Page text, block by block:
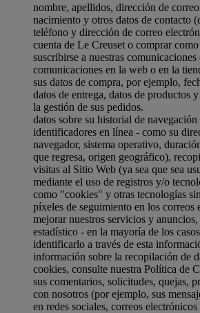
nombre, apellidos, dirección de
nacimiento y otros datos de contacto
teléfono y dirección de correo
cuenta de Le Creuset o comprar
suscribirse a nuestras
comunicaciones en la web o en la
sus datos de compra, por ejemplo,
datos de entrega, datos de productos
la gestión de sus pedidos.
datos sobre su historial de
identificadores en línea - como su
navegador, sistema operativo,
que regresa, origen geográfico),
visitas al Sitio Web (ya sea que sea
mediante el uso de registros y/o
como "cookies" y otras tecnologías
píxeles de seguimiento en los correos
mejorar nuestros servicios y
estadístico - en la mayoría de los
identificarlo a través de esta
información sobre la recopilación de
cookies, consulte nuestra Política de
sus comentarios, solicitudes, quejas,
con nosotros (por ejemplo, sus
en redes sociales, correos